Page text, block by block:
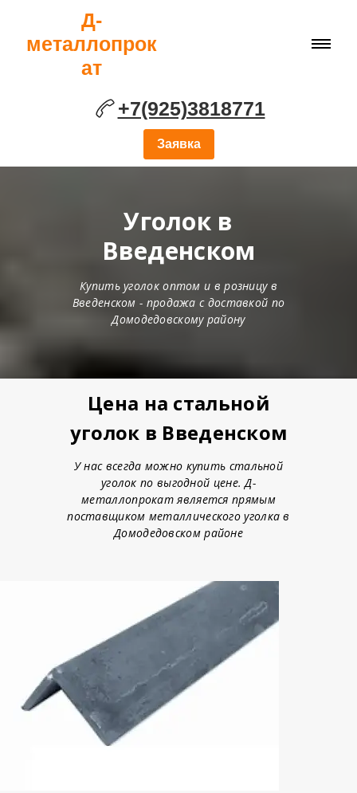
Д-
металлопрок
ат
+7(925)3818771
Заявка
Уголок в
Введенском
Купить уголок оптом и в розницу в
Введенском - продажа с доставкой по
Домодедовскому району
Цена на стальной
уголок в Введенском
У нас всегда можно купить стальной
уголок по выгодной цене. Д-
металлопрокат является прямым
поставщиком металлического уголка в
Домодедовском районе